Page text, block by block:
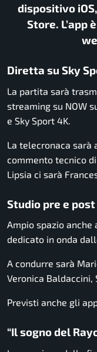
dispositivo
Store. L’app
Diretta su Sky
La partita sarà
streaming su NOW
e Sky Sport 4K.
La telecronaca sarà
commento tecnico di
Lipsia ci sarà
Studio pre e
Ampio spazio
dedicato in onda
A condurre sarà
Veronica Baldaccini,
Previsti anche gli
“Il sogno del